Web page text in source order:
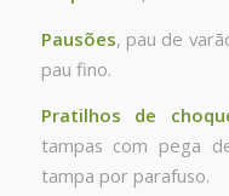
Pausões, pau de
pau fino.
Pratilhos de
tampas com pega
tampa por parafuso.